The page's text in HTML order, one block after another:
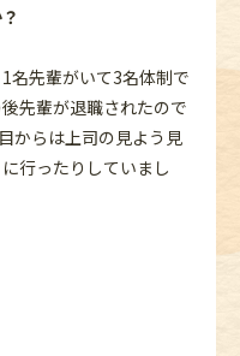
名先輩がいて3名体制で
先輩が退職されたので
からは上司の見よう見
行ったりしていまし